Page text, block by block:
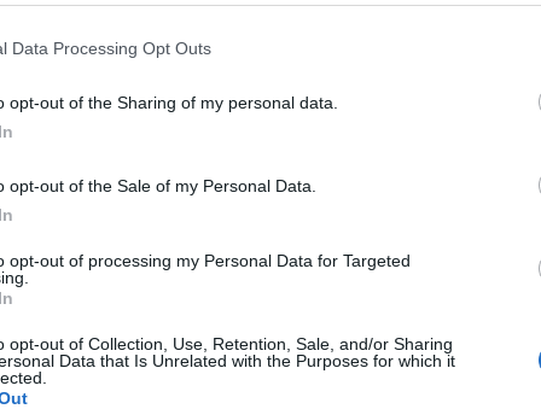
Data Processing Opt Outs
opt-out of the Sharing of my personal data.
opt-out of the Sale of my Personal Data.
opt-out of processing my Personal Data for Targeted
opt-out of Collection, Use, Retention, Sale, and/or Sharing
Data that Is Unrelated with the Purposes for which it
τροποποιήσει τους όρους δόμησης και το πολεοδομικό
να το επιτύχει, δεν είναι καθόλου απλό. Και αν μη τι
αβέβαιο αποτέλεσμα.